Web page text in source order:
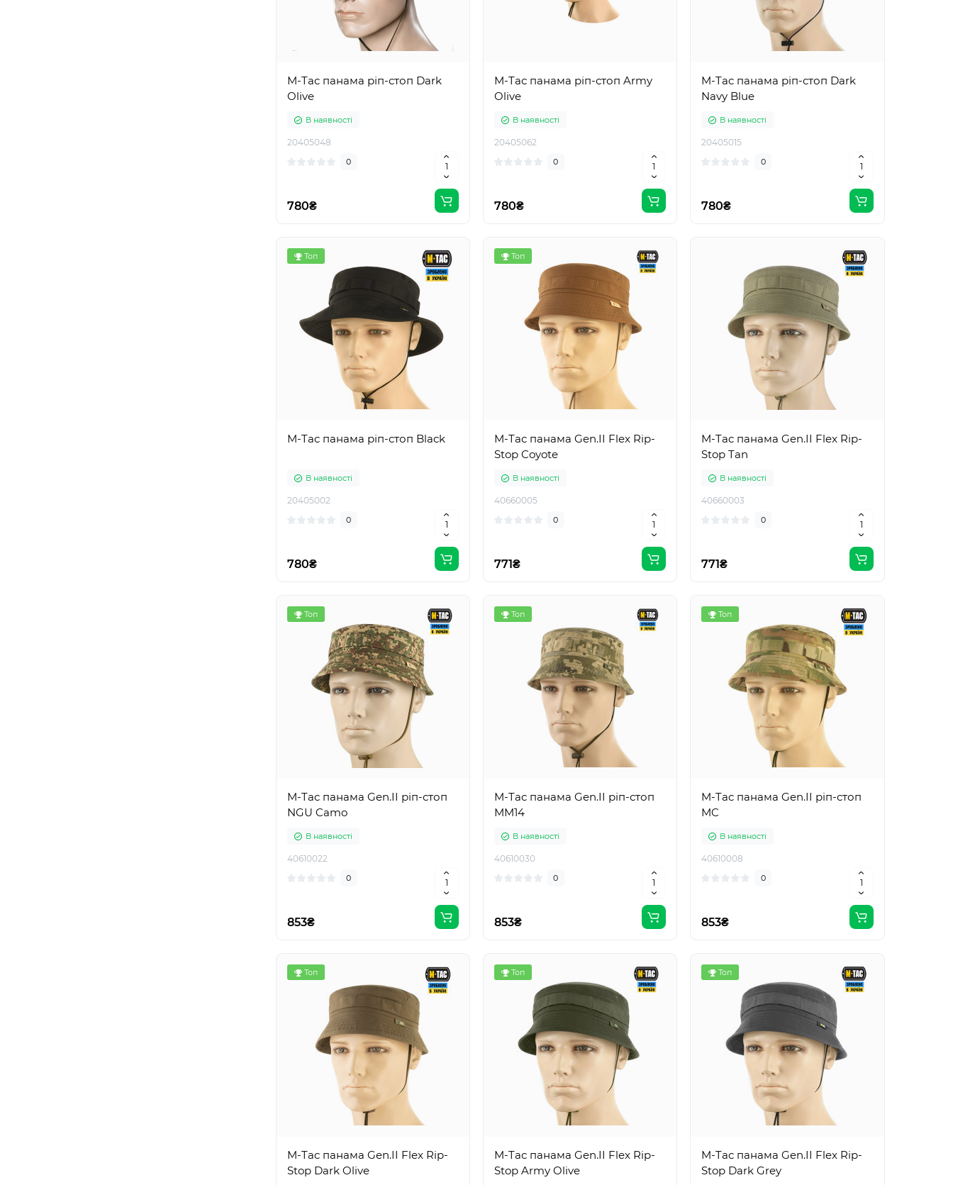
M-Tac панама ріп-стоп Dark
Olive
В наявності
20405048
0
780₴
M-Tac панама ріп-стоп Army
Olive
В наявності
20405062
0
780₴
M-Tac панама ріп-стоп Dark
Navy Blue
В наявності
20405015
0
780₴
Топ
M-Tac панама ріп-стоп Black
В наявності
20405002
0
780₴
Топ
M-Tac панама Gen.II Flex Rip-
Stop Coyote
В наявності
40660005
0
771₴
M-Tac панама Gen.II Flex Rip-
Stop Tan
В наявності
40660003
0
771₴
Топ
M-Tac панама Gen.II ріп-стоп
NGU Camo
В наявності
40610022
0
853₴
Топ
M-Tac панама Gen.II ріп-стоп
MM14
В наявності
40610030
0
853₴
Топ
M-Tac панама Gen.II ріп-стоп
MC
В наявності
40610008
0
853₴
Топ
M-Tac панама Gen.II Flex Rip-
Stop Dark Olive
Топ
M-Tac панама Gen.II Flex Rip-
Stop Army Olive
Топ
M-Tac панама Gen.II Flex Rip-
Stop Dark Grey